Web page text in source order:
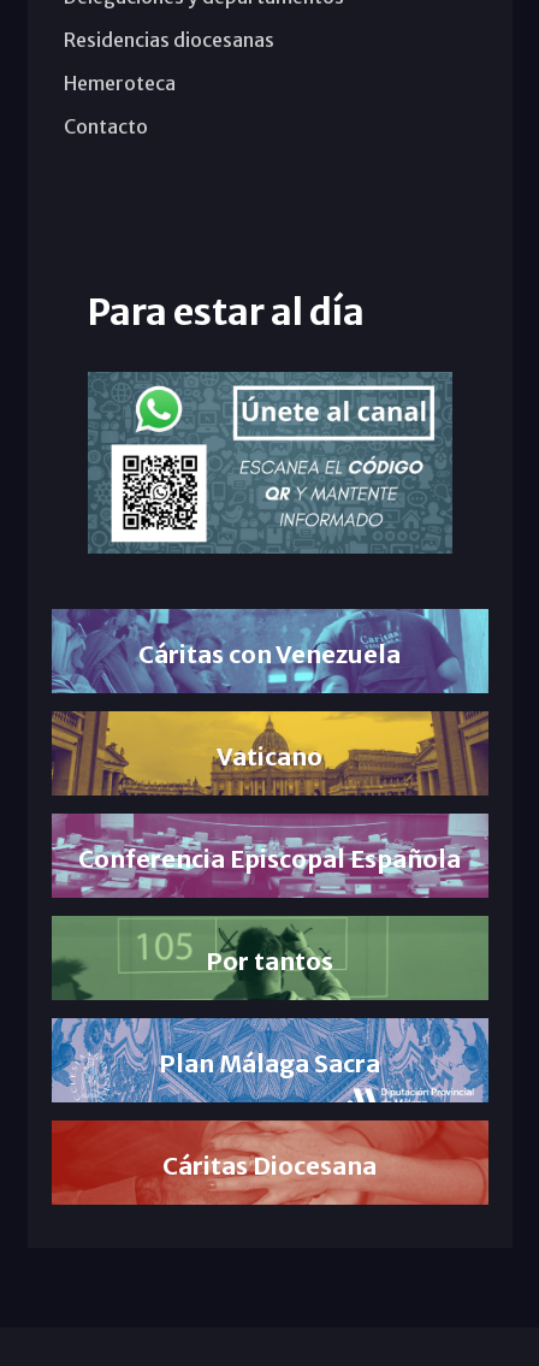
Residencias diocesanas
Hemeroteca
Contacto
Para estar al día
Cáritas con Venezuela
Vaticano
Conferencia Episcopal Española
Por tantos
Plan Málaga Sacra
Cáritas Diocesana